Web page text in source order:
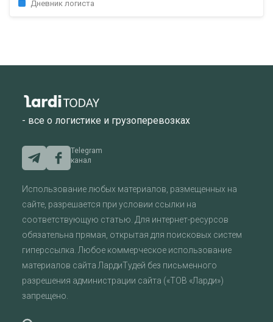
Дневник логиста
- все о логистике и грузоперевозках
Telegram
канал
Использование любых материалов, размещенных на
сайте, разрешается при условии ссылки на
соответствующую статью. Для интернет-ресурсов
обязательна прямая, открытая для поисковых систем
гиперссылка. Любое коммерческое использование
материалов сайта ЛардиТудей без письменного
разрешения администрации сайта («ТОВ «Ларди»)
запрещено.